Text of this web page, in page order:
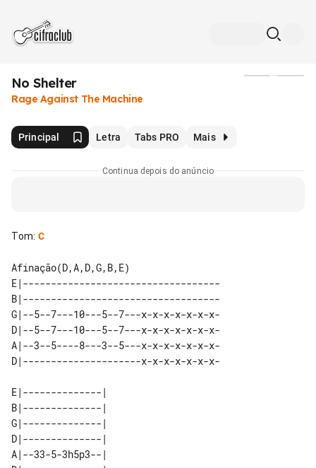
No Shelter
Rage Against The Machine
Principal Letra Tabs PRO Mais
Continua depois do anúncio
Tom: C
E|-----------------------------------
B|-----------------------------------
G|--5--7---10---5--7---x-x-x-x-x-x-x-
D|--5--7---10---5--7---x-x-x-x-x-x-x-
A|--3--5----8---3--5---x-x-x-x-x-x-x-
E|--------------|
B|--------------|
G|--------------|
D|--------------|
A|--33-5-3h5p3--|